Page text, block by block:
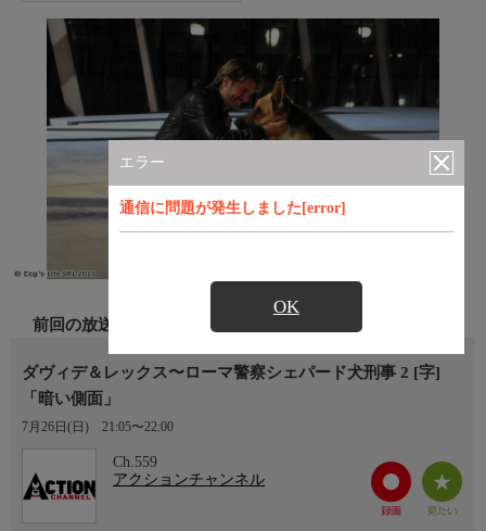
エラー
通信に問題が発生しました[error]
OK
前回の放送
ダヴィデ＆レックス〜ローマ警察シェパード犬刑事 2 [字]
「暗い側面」
7月26日(日) 21:05〜22:00
Ch.559
アクションチャンネル